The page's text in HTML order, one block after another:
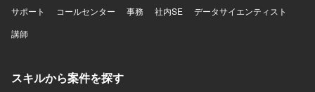
サポート
コールセンター 事務 社内SE
データサイエンティスト
講師
スキルから案件を探す